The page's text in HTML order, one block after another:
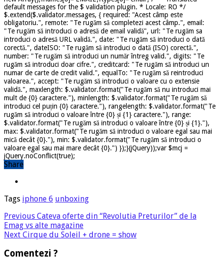
default messages for the $ validation plugin. * Locale: RO */
$.extend($.validator.messages, { required: "Acest câmp este
obligatoriu.", remote: "Te rugăm să completezi acest câmp.", email:
"Te rugăm să introduci o adresă de email validă", url: "Te rugăm sa
introduci o adresă URL validă.", date: "Te rugăm să introduci o dată
corectă.", dateISO: "Te rugăm să introduci o dată (ISO) corectă.",
number: "Te rugăm să introduci un număr întreg valid.", digits: "Te
rugăm să introduci doar cifre.", creditcard: "Te rugăm să introduci un
numar de carte de credit valid.", equalTo: "Te rugăm să reintroduci
valoarea.", accept: "Te rugăm să introduci o valoare cu o extensie
validă.", maxlength: $.validator.format("Te rugăm să nu introduci mai
mult de {0} caractere."), minlength: $.validator.format("Te rugăm să
introduci cel puțin {0} caractere."), rangelength: $.validator.format("Te
rugăm să introduci o valoare între {0} și {1} caractere."), range:
$.validator.format("Te rugăm să introduci o valoare între {0} și {1}."),
max: $.validator.format("Te rugăm să introduci o valoare egal sau mai
mică decât {0}."), min: $.validator.format("Te rugăm să introduci o
valoare egal sau mai mare decât {0}.") });}(jQuery));var $mcj =
jQuery.noConflict(true);
Share
Tags iphone 6 unboxing
Previous Cateva oferte din “Revolutia Preturilor” de la
Emag vs alte magazine
Next Cirque du Soleil + drone = show
Comentezi ?